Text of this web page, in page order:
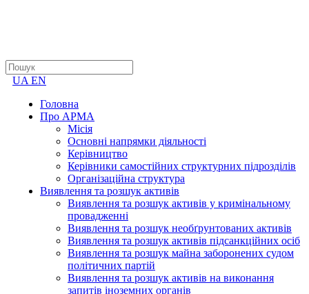
UA EN
Головна
Про АРМА
Місія
Основні напрямки діяльності
Керівництво
Керівники самостійних структурних підрозділів
Організаційна структура
Виявлення та розшук активів
Виявлення та розшук активів у кримінальному
провадженні
Виявлення та розшук необґрунтованих активів
Виявлення та розшук активів підсанкційних осіб
Виявлення та розшук майна заборонених судом
політичних партій
Виявлення та розшук активів на виконання
запитів іноземних органів